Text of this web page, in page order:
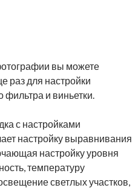
вы можете
раз для настройки
фильтра и виньетки.
с настройками
настройку выравнивания
настройку уровня
температуру
светлых участков,